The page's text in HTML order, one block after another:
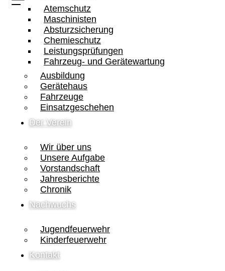
Atemschutz
Maschinisten
Absturzsicherung
Chemieschutz
Leistungsprüfungen
Fahrzeug- und Gerätewartung
Ausbildung
Gerätehaus
Fahrzeuge
Einsatzgeschehen
Der Verein
Wir über uns
Unsere Aufgabe
Vorstandschaft
Jahresberichte
Chronik
Nachwuchs
Jugendfeuerwehr
Kinderfeuerwehr
Kontakt